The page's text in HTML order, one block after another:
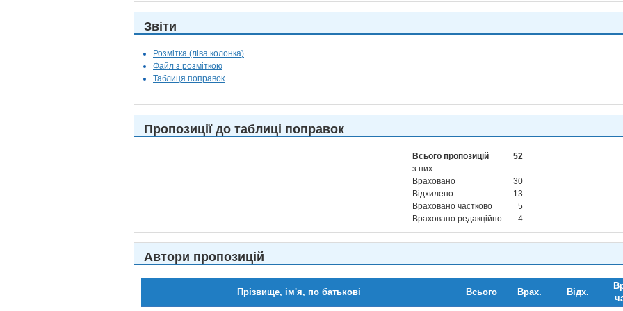
Звіти
Розмітка (ліва колонка)
Файл з розміткою
Таблиця поправок
Пропозиції до таблиці поправок
Всього пропозицій
52
з них:
Враховано
30
Відхилено
13
Враховано частково
5
Враховано редакційно
4
Автори пропозицій
Прізвище, ім'я, по батькові Всього Врах. Відх.